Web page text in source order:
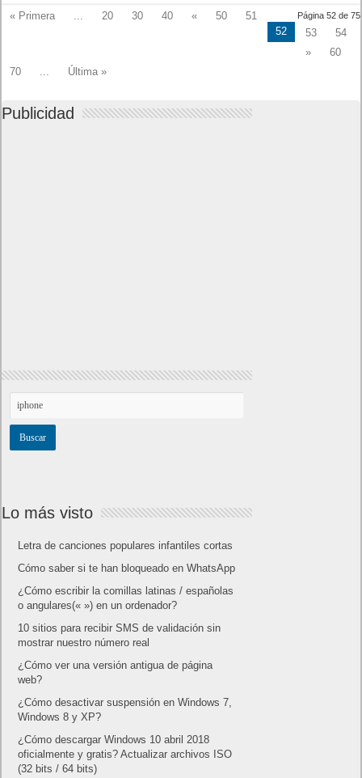
Página 52 de 75
« Primera 20 30 40 « 50
51
52
53
54
»
60
70
Última »
Publicidad
Lo más visto
Letra de canciones populares infantiles cortas
Cómo saber si te han bloqueado en WhatsApp
¿Cómo escribir la comillas latinas / españolas
o angulares(« ») en un ordenador?
10 sitios para recibir SMS de validación sin
mostrar nuestro número real
¿Cómo ver una versión antigua de página
web?
¿Cómo desactivar suspensión en Windows 7,
Windows 8 y XP?
¿Cómo descargar Windows 10 abril 2018
oficialmente y gratis? Actualizar archivos ISO
(32 bits / 64 bits)